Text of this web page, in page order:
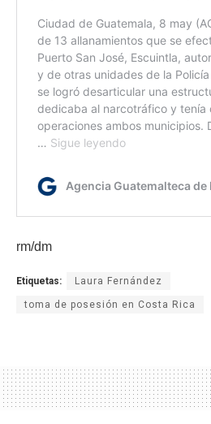
rm/dm
Etiquetas: Laura Fernández
toma de posesión en Costa Rica